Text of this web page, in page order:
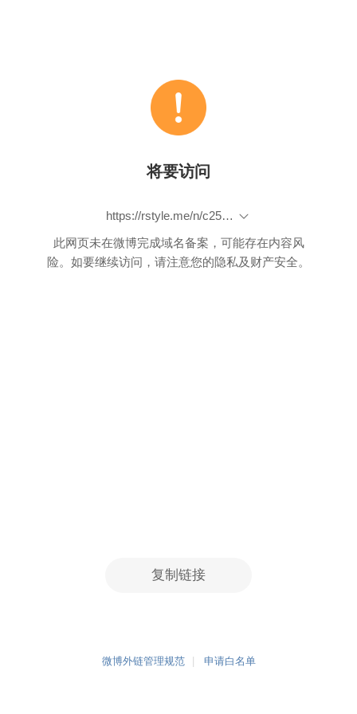
将要访问
https://rstyle.me/n/c25gsfb7sv7
此网页未在微博完成域名备案，可能存在内容风
险。如要继续访问，请注意您的隐私及财产安全。
复制链接
微博外链管理规范 申请白名单